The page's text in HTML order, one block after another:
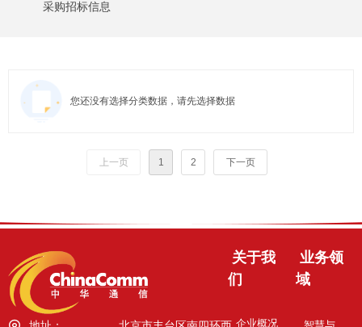
您还没有选择分类数据，请先选择数据
上一页 1 2 下一页
采购招标信息
企业概况
关于我
们
业务领
域